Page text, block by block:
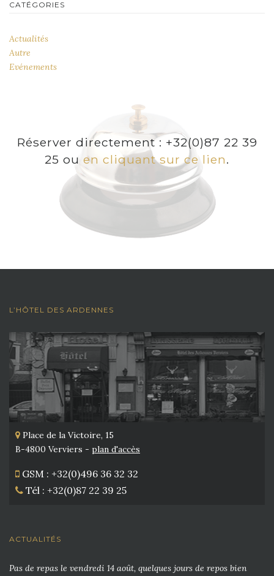
CATÉGORIES
Actualités
Autre
Evénements
Réserver directement : +32(0)87 22 39
25 ou en cliquant sur ce lien.
L’HÔTEL DES ARDENNES
Place de la Victoire, 15
B-4800 Verviers - plan d'accès
GSM : +32(0)496 36 32 32
Tél : +32(0)87 22 39 25
ACTUALITÉS
Pas de repas le vendredi 14 août, quelques jours de repos bien